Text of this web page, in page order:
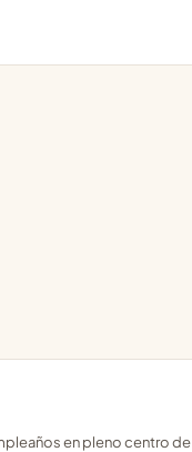
en pleno centro de